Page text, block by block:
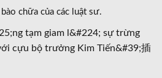
chữa của các luật sư.